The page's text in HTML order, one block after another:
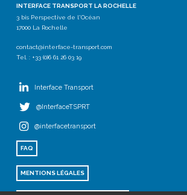
INTERFACE TRANSPORT LA ROCHELLE
3 bis Perspective de l'Océan
17000 La Rochelle
contact@interface-transport.com
Tel. : +33 (0)6 61 26 03 19
Interface Transport
@InterfaceTSPRT
@interfacetransport
FAQ
MENTIONS LÉGALES